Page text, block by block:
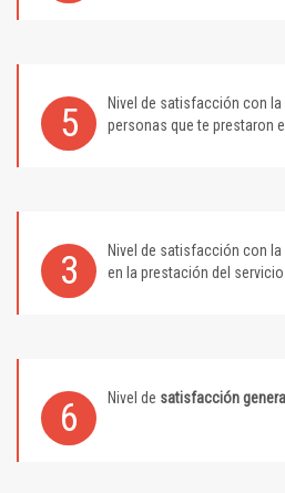
5 Nivel de satisfacción con la
personas que te prestaron
3 Nivel de satisfacción con la
en la prestación del servicio
6 Nivel de satisfacción general